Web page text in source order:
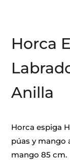
Horca
Anilla
Horca espiga
púas y mango
mango 85 cm.